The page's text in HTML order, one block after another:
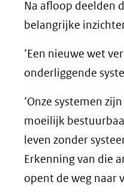
Na afloop deelden
belangrijke
‘Een nieuwe wet
onderliggende
‘Onze systemen
moeilijk
leven zonder
Erkenning van die
opent de weg naar